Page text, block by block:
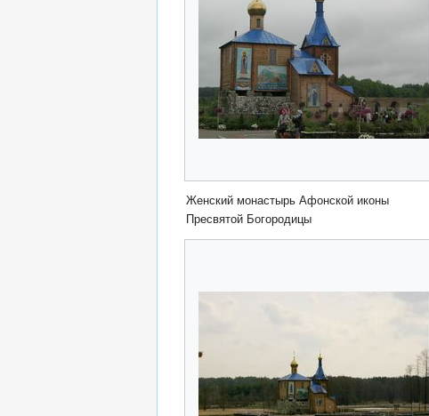
Женский монастырь Афонской иконы
Пресвятой Богородицы